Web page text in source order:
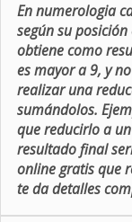
En numerologia
según su
obtiene como
es mayor a 9, y
realizar una
sumándolos.
que reducirlo a
resultado final
online gratis que
te da detalles